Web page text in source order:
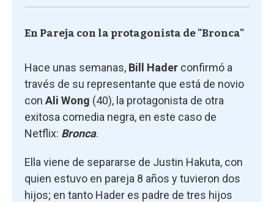
En Pareja con la protagonista de "Bronca"
Hace unas semanas, Bill Hader confirmó a
través de su representante que está de novio
con Ali Wong (40), la protagonista de otra
exitosa comedia negra, en este caso de
Netflix: Bronca.
Ella viene de separarse de Justin Hakuta, con
quien estuvo en pareja 8 años y tuvieron dos
hijos; en tanto Hader es padre de tres hijos